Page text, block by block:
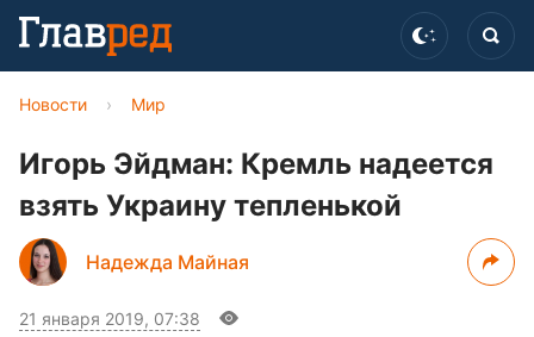
Новости › Мир
Игорь Эйдман: Кремль надеется
взять Украину тепленькой
Надежда Майная
21 января 2019, 07:38